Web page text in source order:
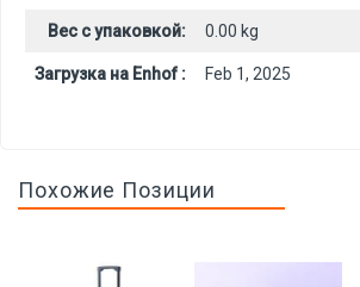
Вес с упаковкой: 0.00 kg
Загрузка на Enhof : Feb 1, 2025
Похожие Позиции